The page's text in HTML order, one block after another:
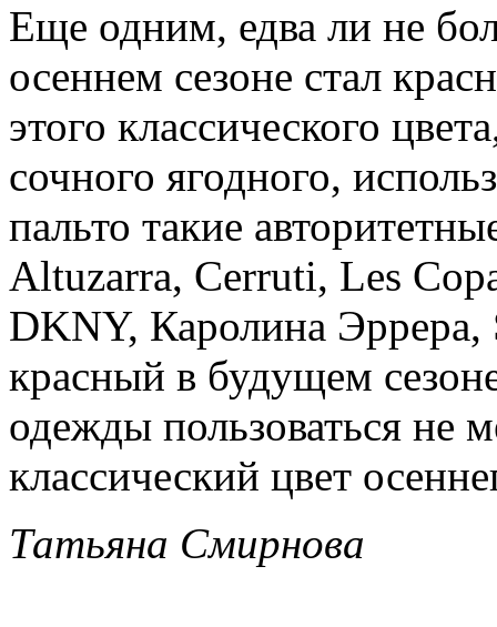
Еще одним, едва ли не
осеннем сезоне стал
этого классического
сочного ягодного,
пальто такие
Altuzarra, Cerruti, Les
DKNY, Каролина
красный в будущем
одежды пользоваться не
классический цвет
Татьяна Смирнова